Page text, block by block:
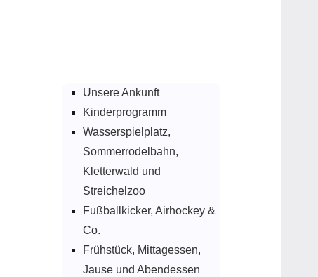
Unsere Ankunft
Kinderprogramm
Wasserspielplatz,
Sommerrodelbahn,
Kletterwald und
Streichelzoo
Fußballkicker, Airhockey &
Co.
Frühstück, Mittagessen,
Jause und Abendessen